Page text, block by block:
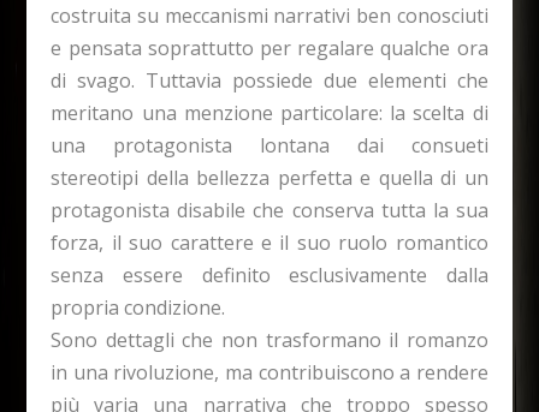
costruita su meccanismi narrativi ben conosciuti
e pensata soprattutto per regalare qualche ora
di svago. Tuttavia possiede due elementi che
meritano una menzione particolare: la scelta di
una protagonista lontana dai consueti
stereotipi della bellezza perfetta e quella di un
protagonista disabile che conserva tutta la sua
forza, il suo carattere e il suo ruolo romantico
senza essere definito esclusivamente dalla
propria condizione.
Sono dettagli che non trasformano il romanzo
in una rivoluzione, ma contribuiscono a rendere
più varia una narrativa che troppo spesso